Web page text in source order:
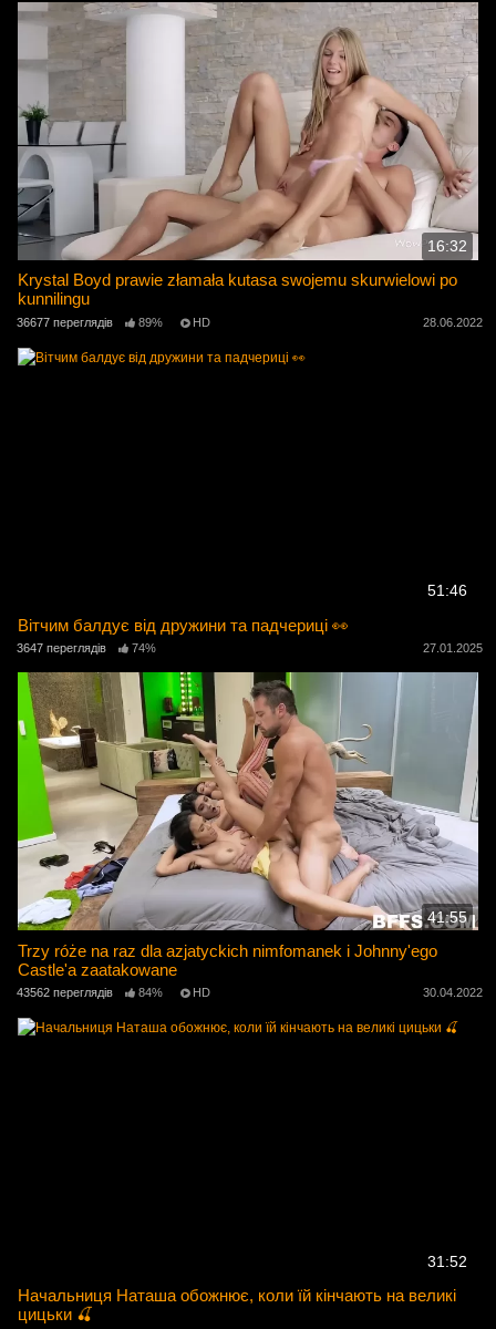
16:32
Krystal Boyd prawie złamała kutasa swojemu skurwielowi po
kunnilingu
36677 переглядів 89% HD 28.06.2022
51:46
Вітчим балдує від дружини та падчериці 👀
3647 переглядів 74% 27.01.2025
41:55
Trzy róże na raz dla azjatyckich nimfomanek i Johnny'ego
Castle'a zaatakowane
43562 переглядів 84% HD 30.04.2022
31:52
Начальниця Наташа обожнює, коли їй кінчають на великі
цицьки 🍒